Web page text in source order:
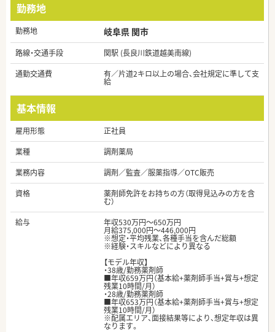
勤務地
勤務地 岐阜県 関市
路線・交通手段
関駅 (長良川鉄道越美南線)
通勤交通費
有／片道2キロ以上の場合、会社規定に準して支
給
基本情報
雇用形態
正社員
業種
調剤薬局
業務内容
調剤／監査／服薬指導／OTC販売
資格
薬剤師免許をお持ちの方（取得見込みの方を含
む）
給与
年収530万円～650万円
月給375,000円～446,000円
※想定・平均残業、各種手当を含んだ総額
※経験・スキルなどにより異なる
【モデル年収】
・38歳/勤務薬剤師
■年収659万円（基本給+薬剤師手当+賞与+想定
残業10時間/月）
・28歳/勤務薬剤師
■年収653万円（基本給+薬剤師手当+賞与+想定
残業10時間/月）
※配属エリア、面接結果等により、想定年収は異
なります。